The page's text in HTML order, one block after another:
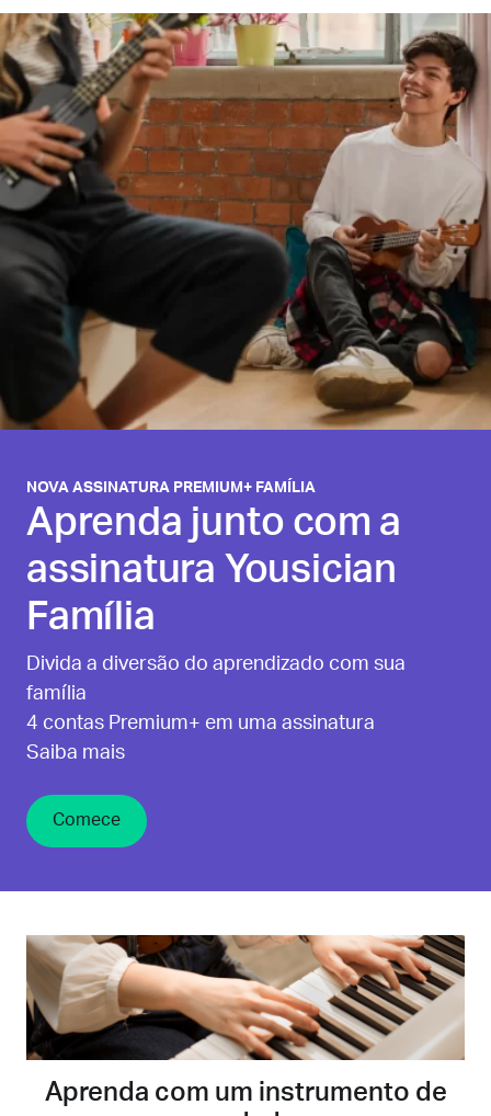
NOVA ASSINATURA PREMIUM+ FAMÍLIA
Aprenda junto com a
assinatura Yousician
Família
Divida a diversão do aprendizado com sua
família
4 contas Premium+ em uma assinatura
Saiba mais
Comece
Aprenda com um instrumento de